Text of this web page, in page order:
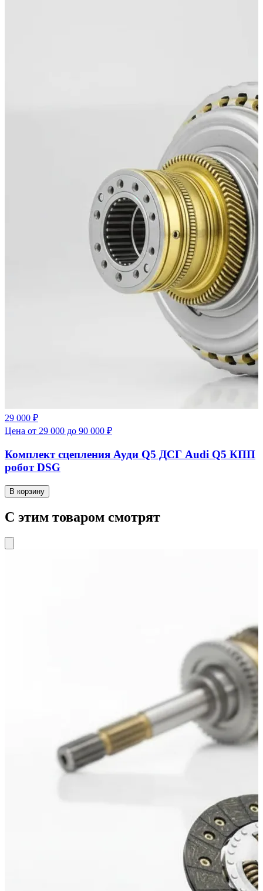
29 000 ₽
Цена от 29 000 до 90 000 ₽
Комплект сцепления Ауди Q5 ДСГ Audi Q5 КПП
робот DSG
В корзину
С этим товаром смотрят